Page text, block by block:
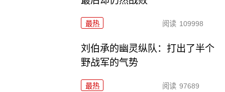
最热 阅读 109998
刘伯承的幽灵纵队：打出了半个
野战军的气势
最热 阅读 97689